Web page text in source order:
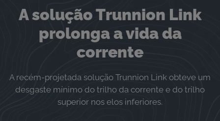
A solução Trunnion Link
prolonga a vida da
corrente
A recém-projetada solução Trunnion Link obteve um
desgaste mínimo do trilho da corrente e do trilho
superior nos elos inferiores.